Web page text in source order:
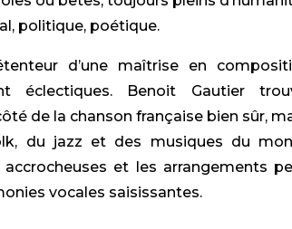
politique, poétique.
d’une maîtrise en
éclectiques. Benoit Gautier
de la chanson française bien sûr,
du jazz et des musiques du
et les arrangements
vocales saisissantes.